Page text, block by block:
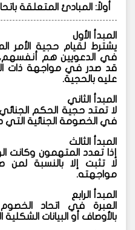
أولاً: المبادئ المتعلقة
المبدأ الأول
يشترط لقيام حجية الأمر
في الدعويين هم أنفسهم،
قد صدر في مواجهة ذات
عليه بالحجية.
المبدأ الثاني
لا تمتد حجية الحكم
في الخصومة الجنائية التي
المبدأ الثالث
إذا تعدد المتهمون وكانت
لا تثبت إلا بالنسبة
مواجهته.
المبدأ الرابع
العبرة في اتحاد الخصوم
بالأوصاف أو البيانات الشكلية